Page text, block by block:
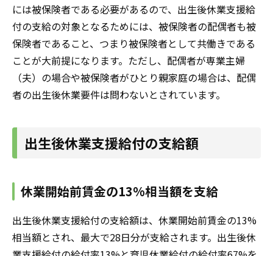
には被保険者である必要があるので、出生後休業支援給
付の支給の対象となるためには、被保険者の配偶者も被
保険者であること、つまり被保険者として共働きである
ことが大前提になります。ただし、配偶者が専業主婦
（夫）の場合や被保険者がひとり親家庭の場合は、配偶
者の出生後休業要件は問わないとされています。
出生後休業支援給付の支給額
休業開始前賃金の13%相当額を支給
出生後休業支援給付の支給額は、休業開始前賃金の13%
相当額とされ、最大で28日分が支給されます。出生後休